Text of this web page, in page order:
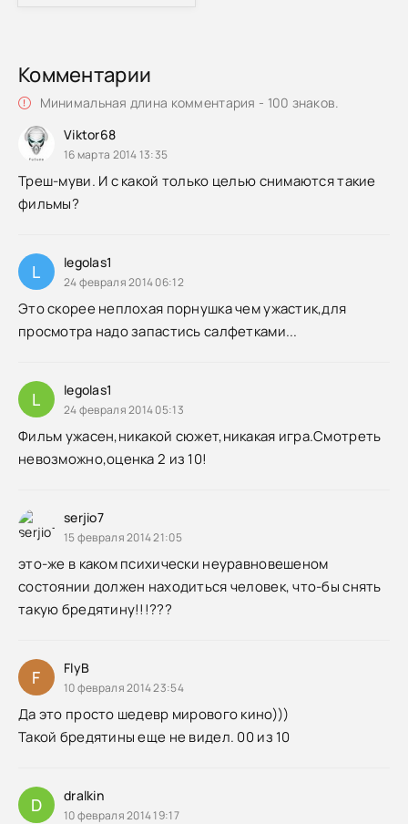
Комментарии
Минимальная длина комментария - 100 знаков.
Viktor68
16 марта 2014 13:35
Треш-муви. И с какой только целью снимаются такие
фильмы?
L legolas1
24 февраля 2014 06:12
Это скорее неплохая порнушка чем ужастик,для
просмотра надо запастись салфетками...
L legolas1
24 февраля 2014 05:13
Фильм ужасен,никакой сюжет,никакая игра.Смотреть
невозможно,оценка 2 из 10!
serjio7
15 февраля 2014 21:05
это-же в каком психически неуравновешеном
состоянии должен находиться человек, что-бы снять
такую бредятину!!!???
F FlyB
10 февраля 2014 23:54
Да это просто шедевр мирового кино)))
Такой бредятины еще не видел. 00 из 10
D dralkin
10 февраля 2014 19:17